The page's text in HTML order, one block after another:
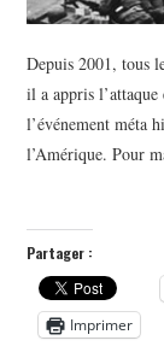
Depuis 2001, tous
il a appris
l’événement méta
l’Amérique. Pour
Partager :
Imprimer